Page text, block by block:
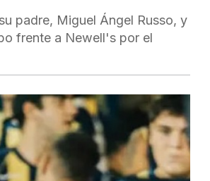
padre, Miguel Ángel Russo, y
frente a Newell's por el